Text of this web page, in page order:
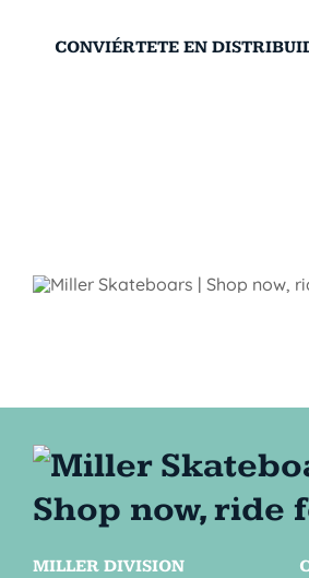
CONVIÉRTETE EN
MILLER DIVISION